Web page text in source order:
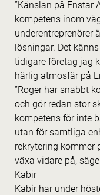
”Känslan på Enstar
kompetens inom
underentreprenörer
lösningar. Det
tidigare företag jag
härlig atmosfär på
”Roger har snabbt
och gör redan stor
kompetens för inte
utan för samtliga
rekrytering kommer
växa vidare på,
Kabir
Kabir har under